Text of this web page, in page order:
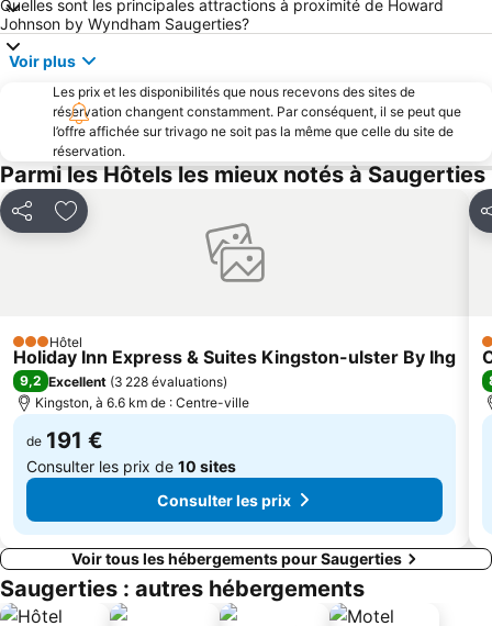
Quelles sont les principales attractions à proximité de Howard
Johnson by Wyndham Saugerties?
Voir plus
Les prix et les disponibilités que nous recevons des sites de
réservation changent constamment. Par conséquent, il se peut que
l’offre affichée sur trivago ne soit pas la même que celle du site de
réservation.
Parmi les Hôtels les mieux notés à Saugerties
PartagerAjouter à mes favoris
3 Étoiles
Hôtel
Holiday Inn Express & Suites Kingston-ulster By Ihg
9,2 Excellent (3 228 évaluations)
Kingston, à 6.6 km de : Centre-ville
de 191 €
Consulter les prix de 10 sites
Consulter les prix
Voir tous les hébergements pour Saugerties
Saugerties : autres hébergements